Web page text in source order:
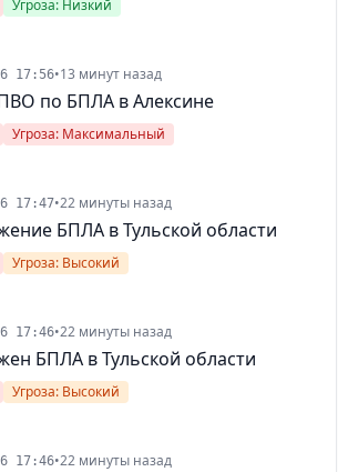
Угроза: Низкий
17:56•13 минут назад
по БПЛА в Алексине
Угроза: Максимальный
17:47•22 минуты назад
БПЛА в Тульской области
Угроза: Высокий
17:46•22 минуты назад
БПЛА в Тульской области
Угроза: Высокий
17:46•22 минуты назад